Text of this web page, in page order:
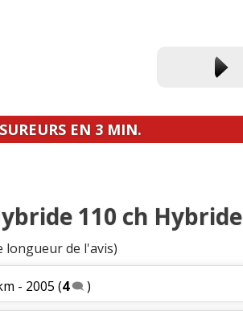
EN 3 MIN.
110 ch Hybride
longueur de l'avis)
- 2005 (4 )